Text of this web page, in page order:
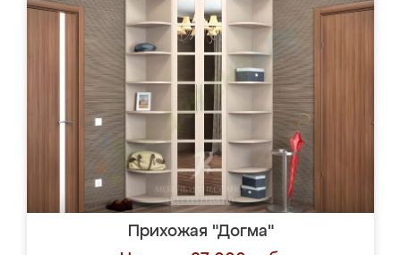
Прихожая "Догма"